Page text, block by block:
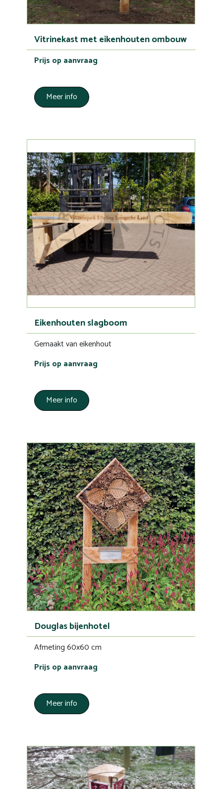
Vitrinekast met eikenhouten ombouw
Prijs op aanvraag
Meer info
Eikenhouten slagboom
Gemaakt van eikenhout
Prijs op aanvraag
Meer info
Douglas bijenhotel
Afmeting 60x60 cm
Prijs op aanvraag
Meer info